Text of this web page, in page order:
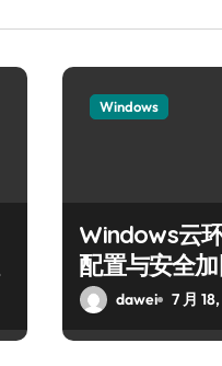
Windows
Windows云
配置与安全
dawei 7 月